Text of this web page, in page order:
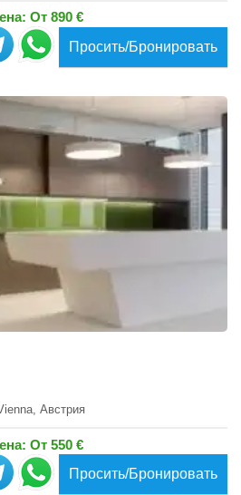
От 890 €
Просить/Бронировать
Австрия
От 550 €
Просить/Бронировать